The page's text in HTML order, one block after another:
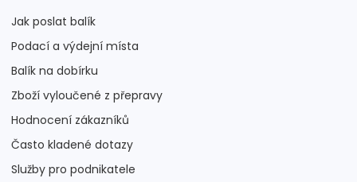
Jak poslat balík
Podací a výdejní místa
Balík na dobírku
Zboží vyloučené z přepravy
Hodnocení zákazníků
Často kladené dotazy
Služby pro podnikatele